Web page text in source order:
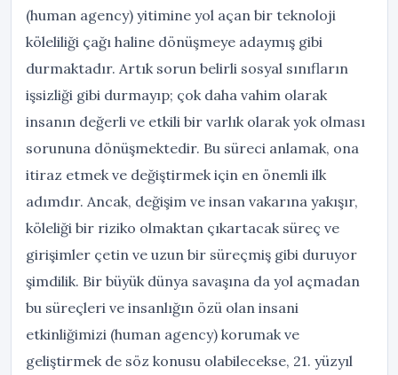
(human agency) yitimine yol açan bir teknoloji
köleliliği çağı haline dönüşmeye adaymış gibi
durmaktadır. Artık sorun belirli sosyal sınıfların
işsizliği gibi durmayıp; çok daha vahim olarak
insanın değerli ve etkili bir varlık olarak yok olması
sorununa dönüşmektedir. Bu süreci anlamak, ona
itiraz etmek ve değiştirmek için en önemli ilk
adımdır. Ancak, değişim ve insan vakarına yakışır,
köleliği bir riziko olmaktan çıkartacak süreç ve
girişimler çetin ve uzun bir süreçmiş gibi duruyor
şimdilik. Bir büyük dünya savaşına da yol açmadan
bu süreçleri ve insanlığın özü olan insani
etkinliğimizi (human agency) korumak ve
geliştirmek de söz konusu olabilecekse, 21. yüzyıl